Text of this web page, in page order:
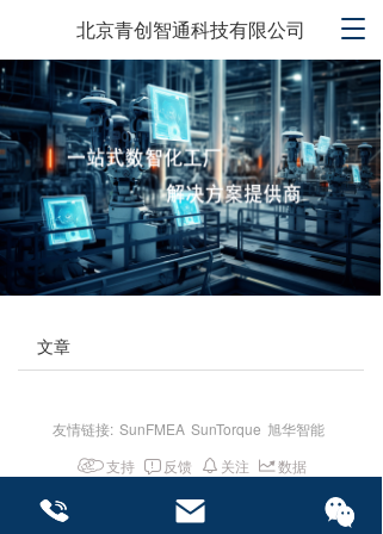
T
g
g
l
e
n
a
v
i
g
a
北京青创智通科技有限公司
文章
友情链接: SunFMEA SunTorque 旭华智能
支持
反馈 关注 数据